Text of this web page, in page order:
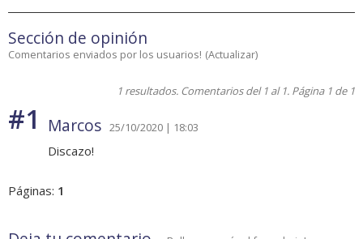
Sección de opinión
Comentarios enviados por los usuarios! (Actualizar)
1 resultados. Comentarios del 1 al 1. Página 1 de 1
#1 Marcos 25/10/2020 | 18:03
Discazo!
Páginas: 1